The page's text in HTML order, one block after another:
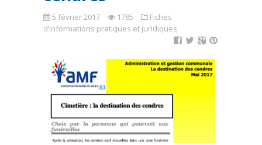
5 février 2017 1785
Fiches
d’informations pratiques et juridiques